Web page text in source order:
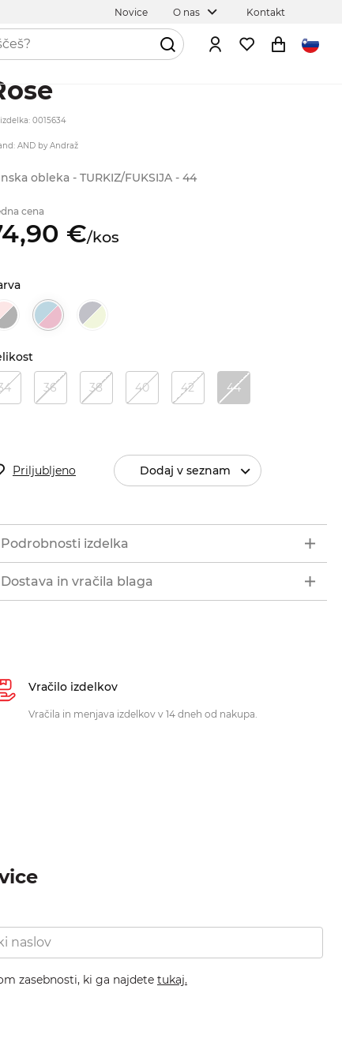
Novice O nas Kontakt
0015634
AND by Andraž
obleka - TURKIZ/FUKSIJA - 44
cena
90 €/kos
36 38 40 42 44
Priljubljeno Dodaj v seznam
Podrobnosti izdelka
Dostava in vračila blaga
Vračilo izdelkov
Vračila in menjava izdelkov v 14 dneh od nakupa.
zasebnosti, ki ga najdete tukaj.